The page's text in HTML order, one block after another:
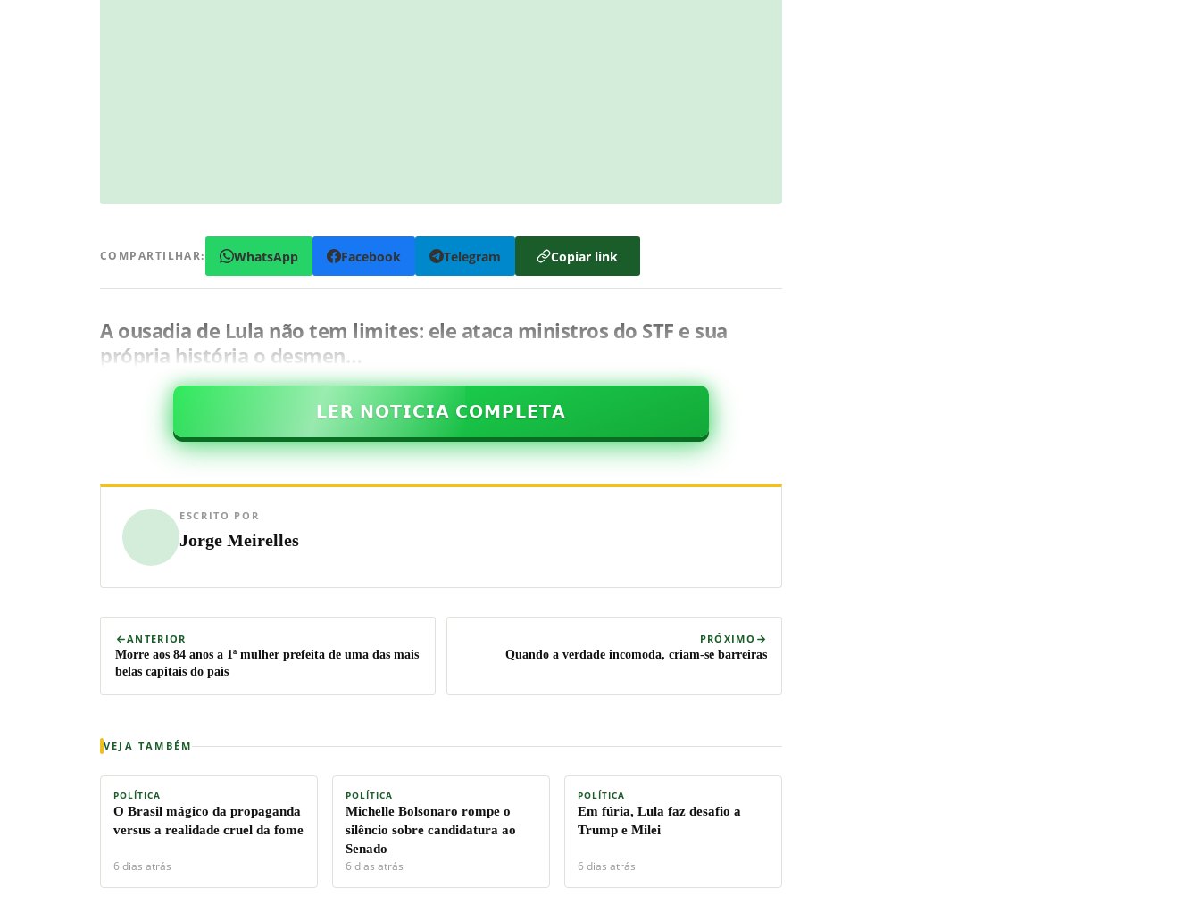
COMPARTILHAR: WhatsApp Facebook Telegram Copiar link
A ousadia de Lula não tem limites: ele ataca ministros do STF e sua
própria história o desmen…
𝗟𝗘𝗥 𝗡𝗢𝗧𝗜𝗖𝗜𝗔 𝗖𝗢𝗠𝗣𝗟𝗘𝗧𝗔
ESCRITO POR
Jorge Meirelles
ANTERIOR
Morre aos 84 anos a 1ª mulher prefeita de uma das mais
belas capitais do país
PRÓXIMO
Quando a verdade incomoda, criam-se barreiras
VEJA TAMBÉM
POLÍTICA
O Brasil mágico da propaganda
versus a realidade cruel da fome
6 dias atrás
POLÍTICA
Michelle Bolsonaro rompe o
silêncio sobre candidatura ao
Senado
6 dias atrás
POLÍTICA
Em fúria, Lula faz desafio a
Trump e Milei
6 dias atrás